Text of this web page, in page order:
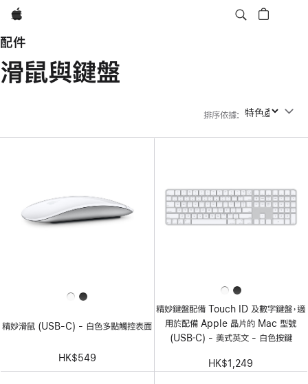
Apple
配件
滑鼠與鍵盤
排序依據: 排序依據
精妙滑鼠 (USB-C) - 白色多點觸控表面
HK$549
精妙鍵盤配備 Touch ID 及數字鍵盤，適
用於配備 Apple 晶片的 Mac 型號
(USB‑C) - 美式英文 - 白色按鍵
HK$1,249